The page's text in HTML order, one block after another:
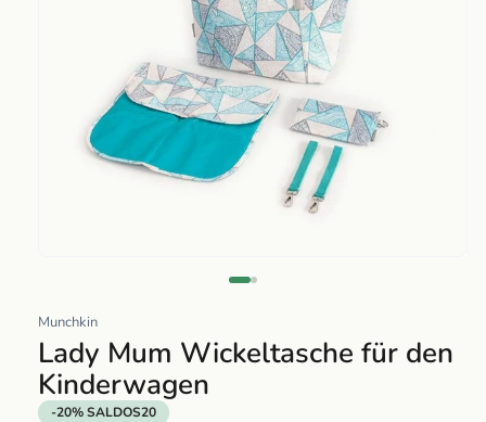
multimedia
1
en
una
ventana
Munchkin
Lady Mum Wickeltasche für den
Kinderwagen
-20% SALDOS20